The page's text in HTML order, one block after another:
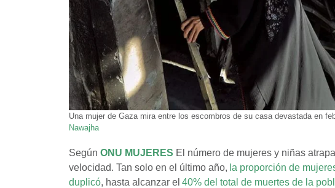
Una mujer de Gaza mira entre los escombros de su casa devastada en
Nawajha
Según ONU MUJERES El número de mujeres y niñas
velocidad. Tan solo en el último año, la proporción de
duplicó, hasta alcanzar el 40% del total de muertes de la